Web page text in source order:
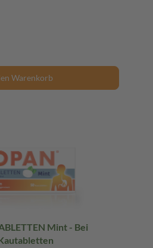
Warenkorb
Mint - Bei